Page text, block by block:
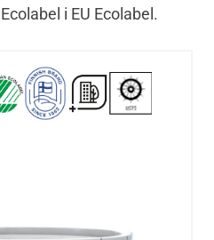
i EU Ecolabel.